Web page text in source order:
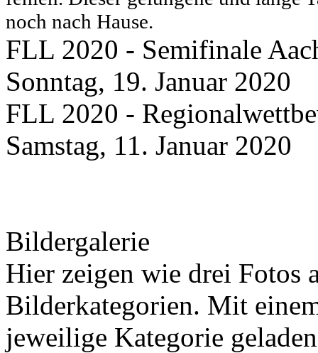
noch nach Hause.
FLL 2020 - Semifinale
Sonntag, 19. Januar 2020
FLL 2020 -
Samstag, 11. Januar 2020
Bildergalerie
Hier zeigen wie drei Fotos
Bilderkategorien. Mit
jeweilige Kategorie